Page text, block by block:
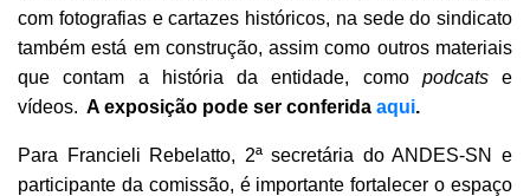
com fotografias e cartazes históricos, na sede do sindicato
também está em construção, assim como outros materiais
que contam a história da entidade, como podcatse
vídeos. A exposição pode ser conferida aqui.
Para Francieli Rebelatto, 2ª secretária do ANDES-SN e
participante da comissão, é importante fortalecer o espaço